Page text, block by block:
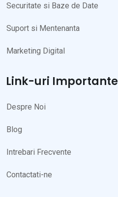
Securitate si Baze de Date
Suport si Mentenanta
Marketing Digital
Link-uri Importante
Despre Noi
Blog
Intrebari Frecvente
Contactati-ne